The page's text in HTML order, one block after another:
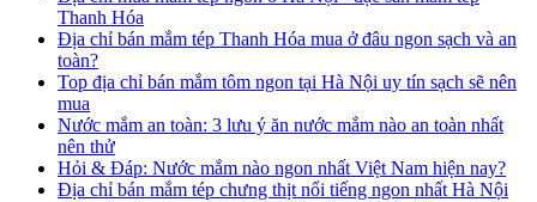
Thanh Hóa
Địa chỉ bán mắm tép Thanh Hóa mua ở đâu ngon sạch và an
toàn?
Top địa chỉ bán mắm tôm ngon tại Hà Nội uy tín sạch sẽ nên
mua
Nước mắm an toàn: 3 lưu ý ăn nước mắm nào an toàn nhất
nên thử
Hỏi & Đáp: Nước mắm nào ngon nhất Việt Nam hiện nay?
Địa chỉ bán mắm tép chưng thịt nổi tiếng ngon nhất Hà Nội